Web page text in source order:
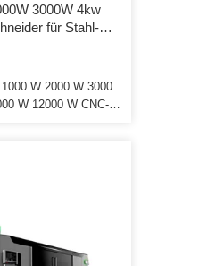
3000W 4kw
für Stahl-
W 2000 W 3000
W 12000 W CNC-
dass sich die
Gebrauch nicht